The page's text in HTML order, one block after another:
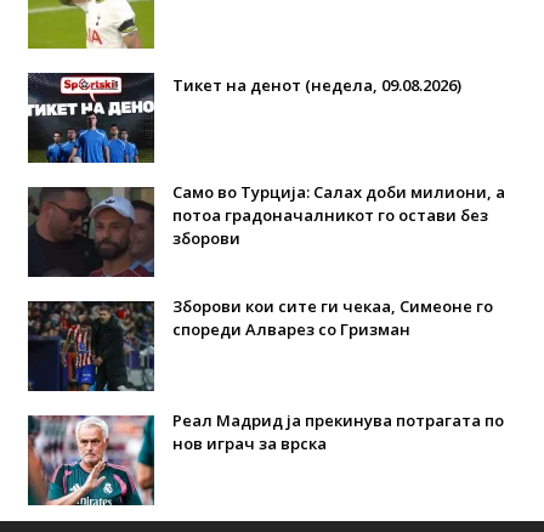
Тикет на денот (недела, 09.08.2026)
Само во Турција: Салах доби милиони, а
потоа градоначалникот го остави без
зборови
Зборови кои сите ги чекаа, Симеоне го
спореди Алварез со Гризман
Реал Мадрид ја прекинува потрагата по
нов играч за врска